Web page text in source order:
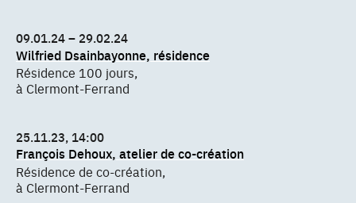
09.01.24 – 29.02.24
Wilfried Dsainbayonne, résidence
Résidence 100 jours,
à Clermont-Ferrand
25.11.23, 14:00
François Dehoux, atelier de co-création
Résidence de co-création,
à Clermont-Ferrand